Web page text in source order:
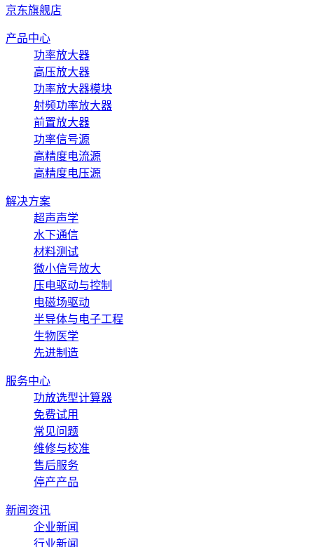
京东旗舰店
产品中心
功率放大器
高压放大器
功率放大器模块
射频功率放大器
前置放大器
功率信号源
高精度电流源
高精度电压源
解决方案
超声声学
水下通信
材料测试
微小信号放大
压电驱动与控制
电磁场驱动
半导体与电子工程
生物医学
先进制造
服务中心
功放选型计算器
免费试用
常见问题
维修与校准
售后服务
停产产品
新闻资讯
企业新闻
行业新闻